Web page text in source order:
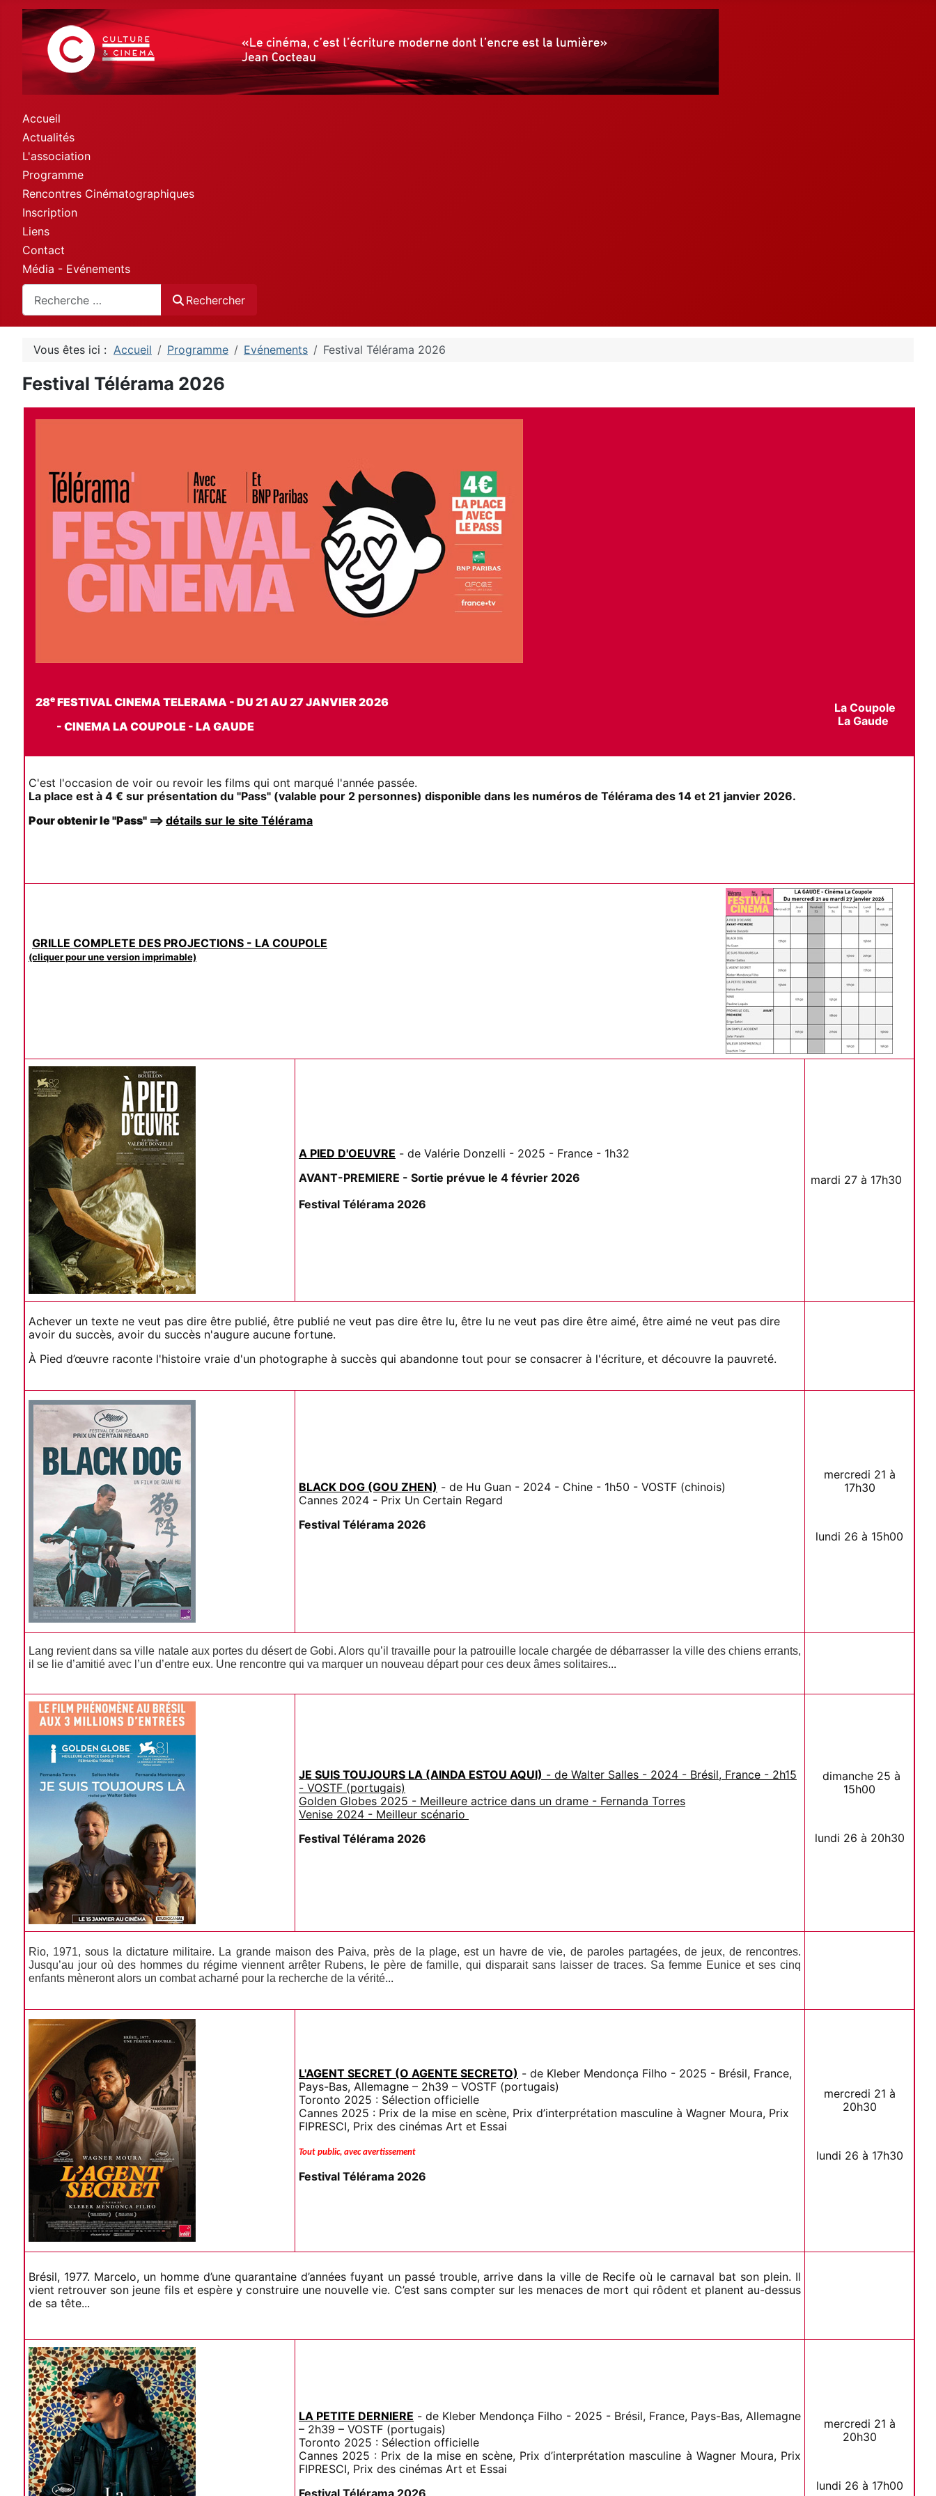
Accueil
Actualités
L'association
Programme
Rencontres Cinématographiques
Inscription
Liens
Contact
Média - Evénements
Rechercher
Vous êtes ici : Accueil Programme Evénements Festival Télérama 2026
Festival Télérama 2026
28e FESTIVAL CINEMA TELERAMA - DU 21 AU 27 JANVIER 2026
- CINEMA LA COUPOLE - LA GAUDE
La Coupole
La Gaude
C'est l'occasion de voir ou revoir les films qui ont marqué l'année passée.
La place est à 4 € sur présentation du "Pass" (valable pour 2 personnes) disponible dans les numéros de Télérama des 14 et 21 janvier 2026.
Pour obtenir le "Pass" ==> détails sur le site Télérama
GRILLE COMPLETE DES PROJECTIONS - LA COUPOLE
(cliquer pour une version imprimable)
A PIED D'OEUVRE - de Valérie Donzelli - 2025 - France - 1h32
AVANT-PREMIERE - Sortie prévue le 4 février 2026
Festival Télérama 2026
mardi 27 à 17h30
Achever un texte ne veut pas dire être publié, être publié ne veut pas dire être lu, être lu ne veut pas dire être aimé, être aimé ne veut pas dire
avoir du succès, avoir du succès n'augure aucune fortune.
À Pied d’œuvre raconte l'histoire vraie d'un photographe à succès qui abandonne tout pour se consacrer à l'écriture, et découvre la pauvreté.
BLACK DOG (GOU ZHEN) - de Hu Guan - 2024 - Chine - 1h50 - VOSTF (chinois)
Cannes 2024 - Prix Un Certain Regard
Festival Télérama 2026
mercredi 21 à
17h30
lundi 26 à 15h00
Lang revient dans sa ville natale aux portes du désert de Gobi. Alors qu’il travaille pour la patrouille locale chargée de débarrasser la ville des chiens errants,
il se lie d’amitié avec l’un d’entre eux. Une rencontre qui va marquer un nouveau départ pour ces deux âmes solitaires...
JE SUIS TOUJOURS LA (AINDA ESTOU AQUI) - de Walter Salles - 2024 - Brésil, France - 2h15
- VOSTF (portugais)
Golden Globes 2025 - Meilleure actrice dans un drame - Fernanda Torres
Venise 2024 - Meilleur scénario
Festival Télérama 2026
dimanche 25 à
15h00
lundi 26 à 20h30
Rio, 1971, sous la dictature militaire. La grande maison des Paiva, près de la plage, est un havre de vie, de paroles partagées, de jeux, de rencontres.
Jusqu’au jour où des hommes du régime viennent arrêter Rubens, le père de famille, qui disparait sans laisser de traces. Sa femme Eunice et ses cinq
enfants mèneront alors un combat acharné pour la recherche de la vérité...
L'AGENT SECRET (O AGENTE SECRETO) - de Kleber Mendonça Filho - 2025 - Brésil, France,
Pays-Bas, Allemagne – 2h39 – VOSTF (portugais)
Toronto 2025 : Sélection officielle
Cannes 2025 : Prix de la mise en scène, Prix d’interprétation masculine à Wagner Moura, Prix
FIPRESCI, Prix des cinémas Art et Essai
Tout public, avec avertissement
Festival Télérama 2026
mercredi 21 à
20h30
lundi 26 à 17h30
Brésil, 1977. Marcelo, un homme d’une quarantaine d’années fuyant un passé trouble, arrive dans la ville de Recife où le carnaval bat son plein. Il
vient retrouver son jeune fils et espère y construire une nouvelle vie. C’est sans compter sur les menaces de mort qui rôdent et planent au-dessus
de sa tête...
LA PETITE DERNIERE - de Kleber Mendonça Filho - 2025 - Brésil, France, Pays-Bas, Allemagne
– 2h39 – VOSTF (portugais)
Toronto 2025 : Sélection officielle
Cannes 2025 : Prix de la mise en scène, Prix d’interprétation masculine à Wagner Moura, Prix
FIPRESCI, Prix des cinémas Art et Essai
mercredi 21 à
20h30
lundi 26 à 17h00